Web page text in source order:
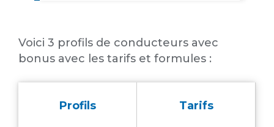
Voici 3 profils de conducteurs avec
bonus avec les tarifs et formules :
Profils Tarifs